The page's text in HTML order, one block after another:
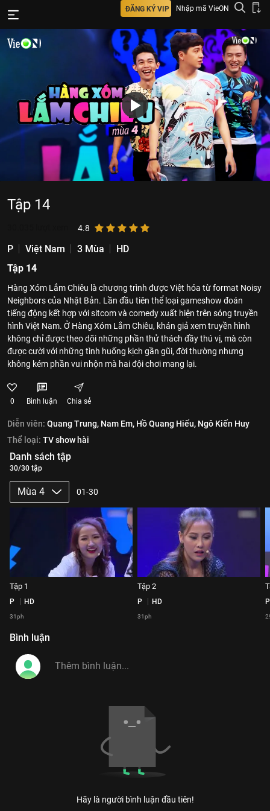
ĐĂNG KÝ VIP Nhập mã VieON
Tập 14
4.8
P Việt Nam 3 Mùa
HD
Tập 14
Hàng Xóm Lắm Chiêu là chương trình được Việt hóa từ format Noisy
Neighbors của Nhật Bản. Lần đầu tiên thể loại gameshow đoán
tiếng động kết hợp với sitcom và comedy xuất hiện trên sóng truyền
hình Việt Nam. Ở Hàng Xóm Lắm Chiêu, khán giả xem truyền hình
không chỉ được theo dõi những phần thử thách đầy thú vị, mà còn
được cười với những tình huống kịch gần gũi, đời thường nhưng
không kém phần vui nhộn mà hai đội chơi mang lại.
0 Bình luận Chia sẻ
Diễn viên: Quang Trung, Nam Em, Hồ Quang Hiếu, Ngô Kiến Huy
Thể loại: TV show hài
Danh sách tập
30/30 tập
Mùa 4 01-30
Tập 1
P HD
31ph
Tập 2
P HD
31ph
P
Bình luận
Hãy là người bình luận đầu tiên!